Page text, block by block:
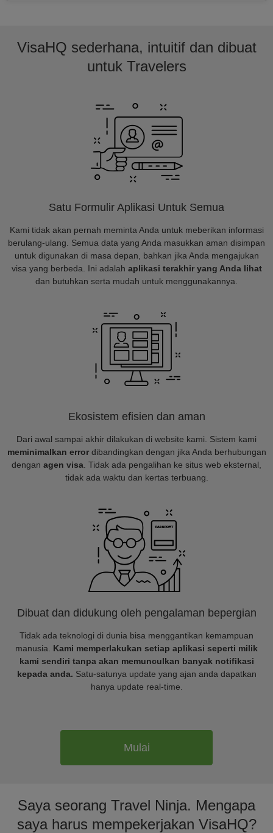
VisaHQ sederhana, intuitif dan dibuat
untuk Travelers
Satu Formulir Aplikasi Untuk Semua
Kami tidak akan pernah meminta Anda untuk meberikan informasi
berulang-ulang. Semua data yang Anda masukkan aman disimpan
untuk digunakan di masa depan, bahkan jika Anda mengajukan
visa yang berbeda. Ini adalah aplikasi terakhir yang Anda lihat
dan butuhkan serta mudah untuk menggunakannya.
Ekosistem efisien dan aman
Dari awal sampai akhir dilakukan di website kami. Sistem kami
meminimalkan errordibandingkan dengan jika Anda berhubungan
dengan agen visa . Tidak ada pengalihan ke situs web eksternal,
tidak ada waktu dan kertas terbuang.
Dibuat dan didukung oleh pengalaman bepergian
Tidak ada teknologi di dunia bisa menggantikan kemampuan
manusia. Kami memperlakukan setiap aplikasi seperti milik
kami sendiri tanpa akan memunculkan banyak notifikasi
kepada anda. Satu-satunya update yang ajan anda dapatkan
hanya update real-time.
Mulai
Saya seorang Travel Ninja. Mengapa
saya harus mempekerjakan VisaHQ?